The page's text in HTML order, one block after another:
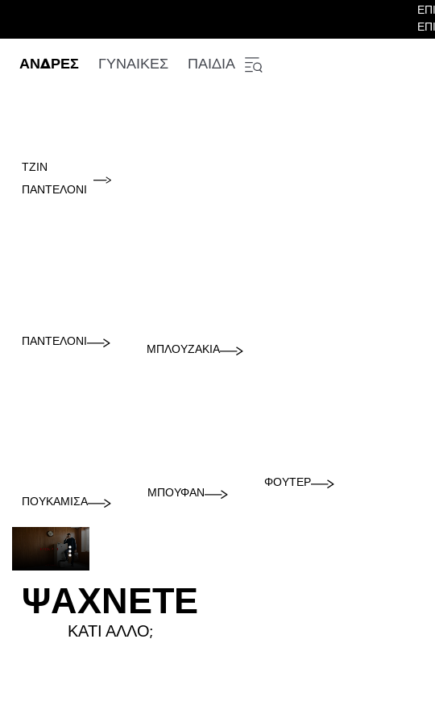
ΑΝΔΡΕΣ ΓΥΝΑΙΚΕΣ ΠΑΙΔΙΑ
ΤΖΙΝ
ΠΑΝΤΕΛΌΝΙ
ΠΑΝΤΕΛΌΝΙ
ΜΠΛΟΥΖΆΚΙΑ
ΠΟΥΚΆΜΙΣΑ
ΜΠΟΥΦΆΝ
ΦΟΎΤΕΡ
ΨΑΧΝΕΤΕ
ΚΑΤΙ ΑΛΛΟ;